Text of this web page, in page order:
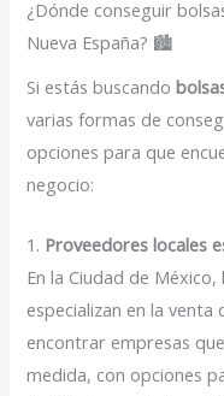
¿Dónde conseguir
Nueva España? 🏙️
Si estás buscando
varias formas de
opciones para que
negocio:
1. Proveedores locales
En la Ciudad de
especializan en la venta
encontrar empresas
medida, con opciones